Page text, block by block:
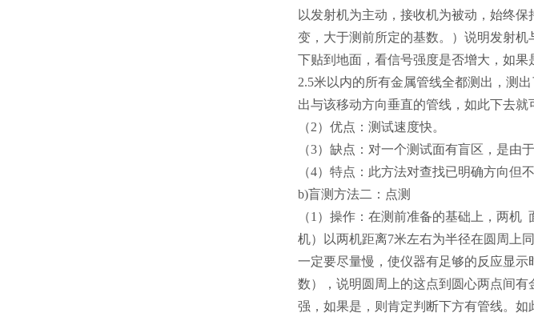
以发射机为主动，接收机为被动，始终
变，大于测前所定的基数。）说明发射
下贴到地面，看信号强度是否增大，如
2.5米以内的所有金属管线全都测出，测
出与该移动方向垂直的管线，如此下去就
（2）优点：测试速度快。
（3）缺点：对一个测试面有盲区，是由
（4）特点：此方法对查找已明确方向但
b)盲测方法二：点测
（1）操作：在测前准备的基础上，两
机）以两机距离7米左右为半径在圆周上
一定要尽量慢，使仪器有足够的反应显
数），说明圆周上的这点到圆心两点间
强，如果是，则肯定判断下方有管线。如